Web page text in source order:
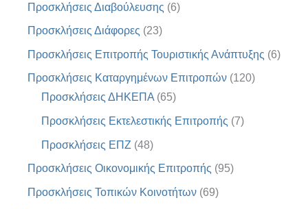
Προσκλήσεις Διαβούλευσης (6)
Προσκλήσεις Διάφορες (23)
Προσκλήσεις Επιτροπής Τουριστικής Ανάπτυξης (6)
Προσκλήσεις Καταργημένων Επιτροπών (120)
Προσκλήσεις ΔΗΚΕΠΑ (65)
Προσκλήσεις Εκτελεστικής Επιτροπής (7)
Προσκλήσεις ΕΠΖ (48)
Προσκλήσεις Οικονομικής Επιτροπής (95)
Προσκλήσεις Τοπικών Κοινοτήτων (69)